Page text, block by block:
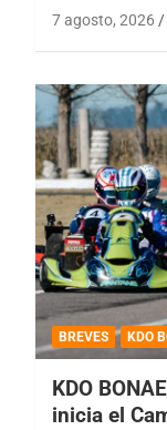
7 agosto, 2026
BREVES KDO
KDO
inicia el